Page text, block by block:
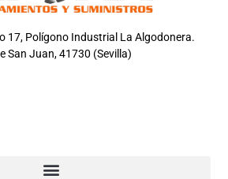
17, Polígono Industrial La Algodonera.
San Juan, 41730 (Sevilla)